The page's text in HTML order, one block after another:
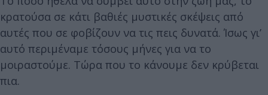
κρατούσα σε κάτι βαθιές μυστικές σκέψεις από
αυτές που σε φοβίζουν να τις πεις δυνατά. Ίσως γι’
αυτό περιμέναμε τόσους μήνες για να το
μοιραστούμε. Τώρα που το κάνουμε δεν κρύβεται
πια.